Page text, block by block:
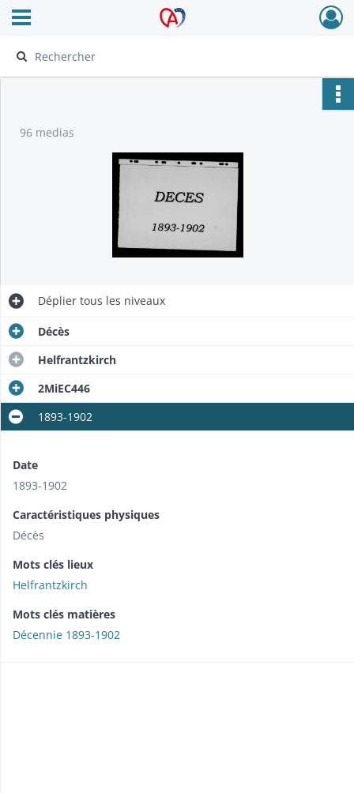
Archives Alsace - Colmar
Ouvrir le menu déroulant
96 medias
Déplier tous les niveaux
Décès
Helfrantzkirch
2MiEC446
1893-1902
Date
1893-1902
Caractéristiques physiques
Décès
Mots clés lieux
Helfrantzkirch
Mots clés matières
Décennie 1893-1902